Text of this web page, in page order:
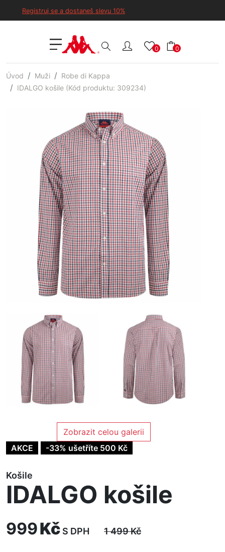
Registruj se a dostaneš slevu 10%
0 0
Úvod Muži
Robe di Kappa
IDALGO košile (Kód produktu: 309234)
Zobrazit celou galerii
AKCE
-33% ušetříte 500 Kč
Košile
IDALGO košile
999Kč S DPH 1 499Kč